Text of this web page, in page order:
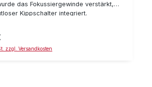
das Fokussiergewinde verstärkt,
Kippschalter integriert.
optimierte
Wellenlänge: 850 nm 100% augensicher
zzgl. Versandkosten